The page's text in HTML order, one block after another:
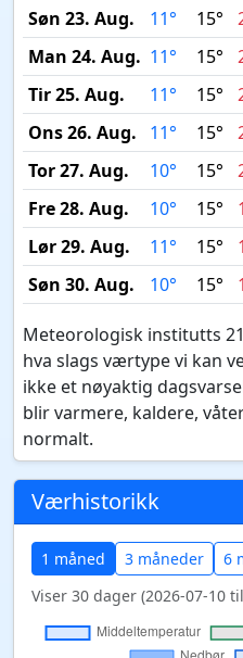
Søn 23. Aug. 11° 15°
Man 24. Aug. 11° 15°
Tir 25. Aug.
11° 15°
Ons 26. Aug.
11° 15°
Tor 27. Aug.
10° 15°
Fre 28. Aug.
10° 15°
Lør 29. Aug.
11° 15°
Søn 30. Aug.
10° 15°
Meteorologisk institutts
hva slags værtype vi kan
ikke et nøyaktig
blir varmere, kaldere,
normalt.
Værhistorikk
1 måned 3 måneder 6
Viser 30 dager (2026-07-10